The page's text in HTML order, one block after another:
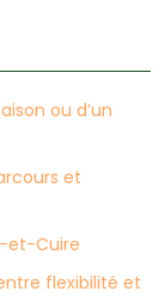
ou d’un
et
et-Cuire
flexibilité et